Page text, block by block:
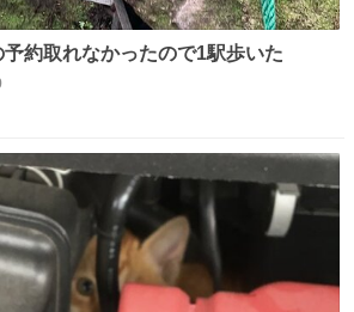
約取れなかったので1駅歩いた